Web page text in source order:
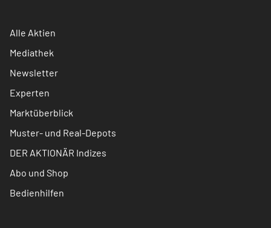
Alle Aktien
Mediathek
Newsletter
Experten
Marktüberblick
Muster- und Real-Depots
DER AKTIONÄR Indizes
Abo und Shop
Bedienhilfen